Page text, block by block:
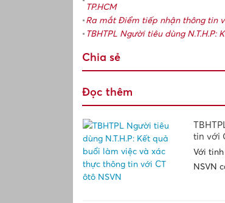
TP.HCM
Ra mắt Điểm tiếp nhận thông tin
TBHTPL Người tiêu dùng
Chia sẻ
Đọc thêm
tin với
Với
NSVN